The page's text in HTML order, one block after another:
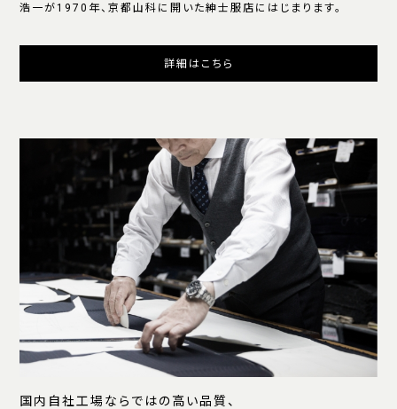
浩一が1970年、京都山科に開いた紳士服店にはじまります。
詳細はこちら
国内自社工場ならではの高い品質、